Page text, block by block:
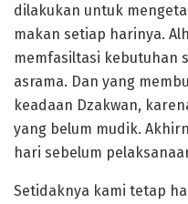
dilakukan untuk
makan setiap harinya.
memfasiltasi kebutuhan
asrama. Dan yang
keadaan Dzakwan,
yang belum mudik.
hari sebelum
Setidaknya kami tetap